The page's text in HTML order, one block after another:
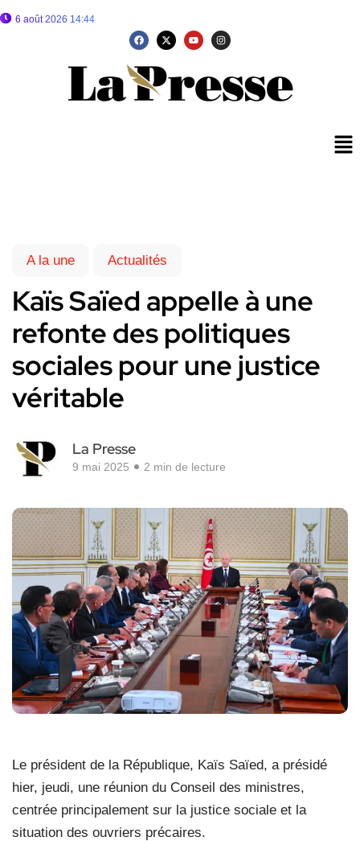
6 août 2026 14:44
A la une Actualités
Kaïs Saïed appelle à une
refonte des politiques
sociales pour une justice
véritable
La Presse
9 mai 2025 2 min de lecture
Le président de la République, Kaïs Saïed, a présidé
hier, jeudi, une réunion du Conseil des ministres,
centrée principalement sur la justice sociale et la
situation des ouvriers précaires.